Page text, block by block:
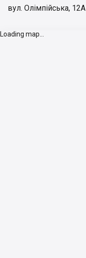
вул. Олімпійська, 12А
Loading map...